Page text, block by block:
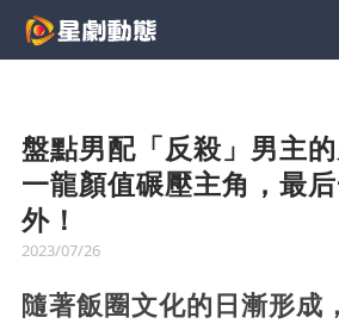
盤點男配「反殺」男主
一龍顏值碾壓主角，最
外！
2023/07/26
隨著飯圈文化的日漸形成